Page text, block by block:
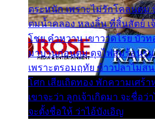
ตระหนัก เพราะไม่รักโคลนตม
ตมน้ำคลอง หลงลิ้น ที่สิ้นสัตย์ เ
โชย คำหวาน เขาวาดโรย บัว
มาบานก่อนตูม ดุจไฟสุมร้อนรุม
เพราะตรอมฤทัย ข้าวปลาไม่ส
โศก เสียเถิดทอง พักความเศร้
เขาจะว่า ลูกเจ้าเกิดมา จะชื่อว่
จะตั้งชื่อให้ ว่าไอ้บังเอิญ